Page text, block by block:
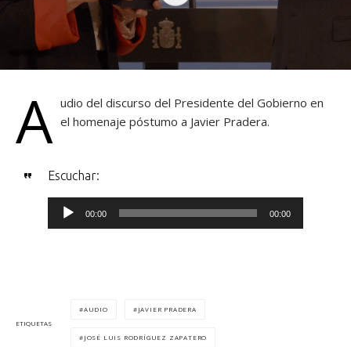
A udio del discurso del Presidente del Gobierno en
el homenaje póstumo a Javier Pradera.
Escuchar:
e
d
00:00 00:00
ETIQUETAS
AUDIO JAVIER PRADERA
JOSÉ LUIS RODRÍGUEZ ZAPATERO